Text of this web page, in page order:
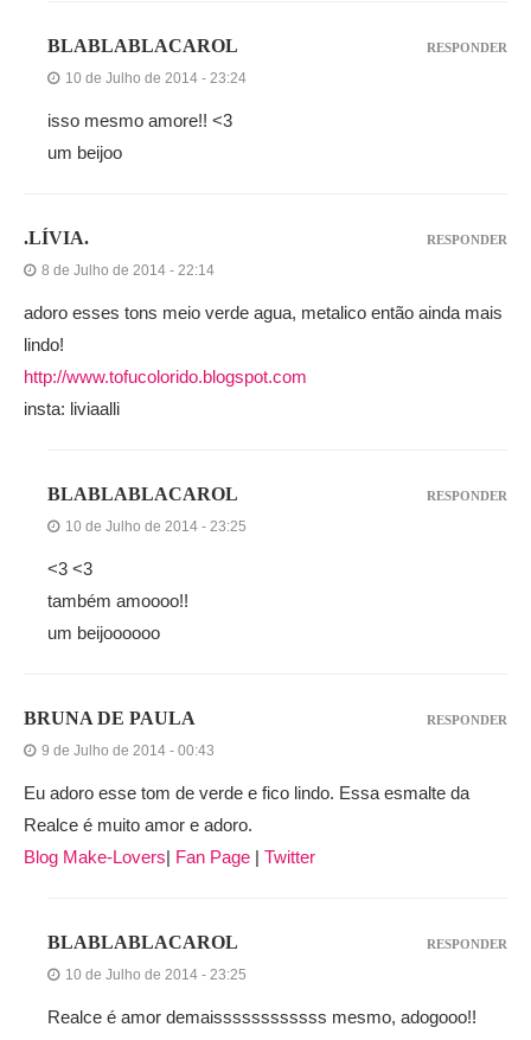
BLABLABLACAROL
10 de Julho de 2014 - 23:24
isso mesmo amore!! <3
um beijoo
RESPONDER
.LÍVIA.
8 de Julho de 2014 - 22:14
adoro esses tons meio verde agua, metalico então ainda mais
lindo!
http://www.tofucolorido.blogspot.com
insta: liviaalli
RESPONDER
BLABLABLACAROL
10 de Julho de 2014 - 23:25
<3 <3
também amoooo!!
um beijoooooo
RESPONDER
BRUNA DE PAULA
9 de Julho de 2014 - 00:43
Eu adoro esse tom de verde e fico lindo. Essa esmalte da
Realce é muito amor e adoro.
Blog Make-Lovers| Fan Page | Twitter
RESPONDER
BLABLABLACAROL
10 de Julho de 2014 - 23:25
Realce é amor demaissssssssssss mesmo, adogooo!!
RESPONDER